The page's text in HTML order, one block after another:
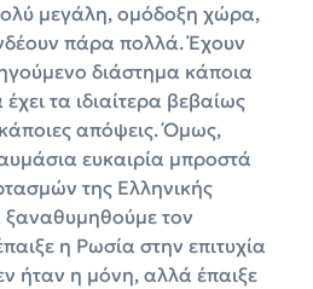
μεγάλη, ομόδοξη χώρα,
πάρα πολλά. Έχουν
διάστημα κάποια
τα ιδιαίτερα βεβαίως
απόψεις. Όμως,
ευκαιρία μπροστά
της Ελληνικής
τον
η Ρωσία στην επιτυχία
ήταν η μόνη, αλλά έπαιξε